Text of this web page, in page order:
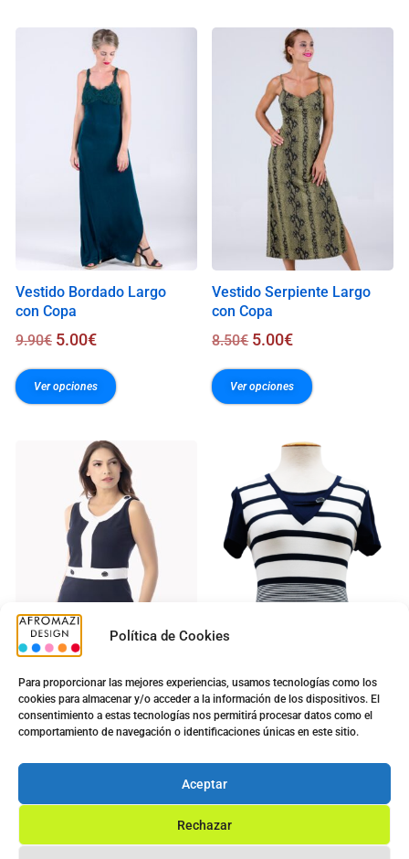
Política de Cookies
Para proporcionar las mejores experiencias, usamos tecnologías como los
cookies para almacenar y/o acceder a la información de los dispositivos. El
consentimiento a estas tecnologías nos permitirá procesar datos como el
comportamiento de navegación o identificaciones únicas en este sitio.
Aceptar
Rechazar
Vestido Bordado Largo
con Copa
9.90€ 5.00€
Ver opciones
Vestido Serpiente Largo
con Copa
8.50€ 5.00€
Ver opciones
Vestido G-0200067:
Señora 3
Camiseta Sra. N5022
13.00€ 5.00€